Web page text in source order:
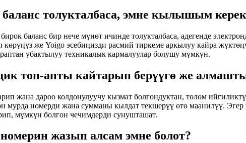
толукталбаса, эмне кылышым
баланс бир нече мүнөт ичинде толукталбаса, адегенде
көрүңүз же Yoigo эсебиңизди расмий тиркеме аркылуу кайра
убактылуу техникалык кармалуулар болушу мүмкүн.
топ-апты кайтарып берүүгө же
жана дароо колдонулуучу кызмат болгондуктан, төлөм
мурда номерди жана сумманы кылдат текшерүү өтө маанилүү.
мүмкүн болгон чечимдерди сунушташат.
жазып алсам эмне болот?